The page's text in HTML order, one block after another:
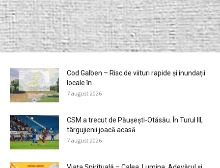
Cod Galben – Risc de viituri rapide și inundații
locale în...
7 august 2026
CSM a trecut de Păușești-Otăsău. În Turul III,
târgujienii joacă acasă...
7 august 2026